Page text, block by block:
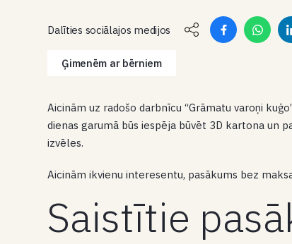
Dalīties sociālajos medijos
Ģimenēm ar bērniem
Aicinām uz radošo darbnīcu“Grāmatu varoņi
dienas garumā būs iespēja būvēt 3D kartona un
izvēles.
Aicinām ikvienu interesentu, pasākums bez
Saistītie